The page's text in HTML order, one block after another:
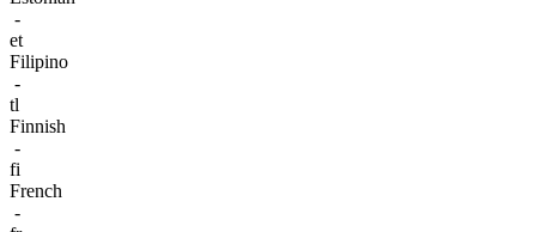
-
et
Filipino
-
tl
Finnish
-
fi
French
-